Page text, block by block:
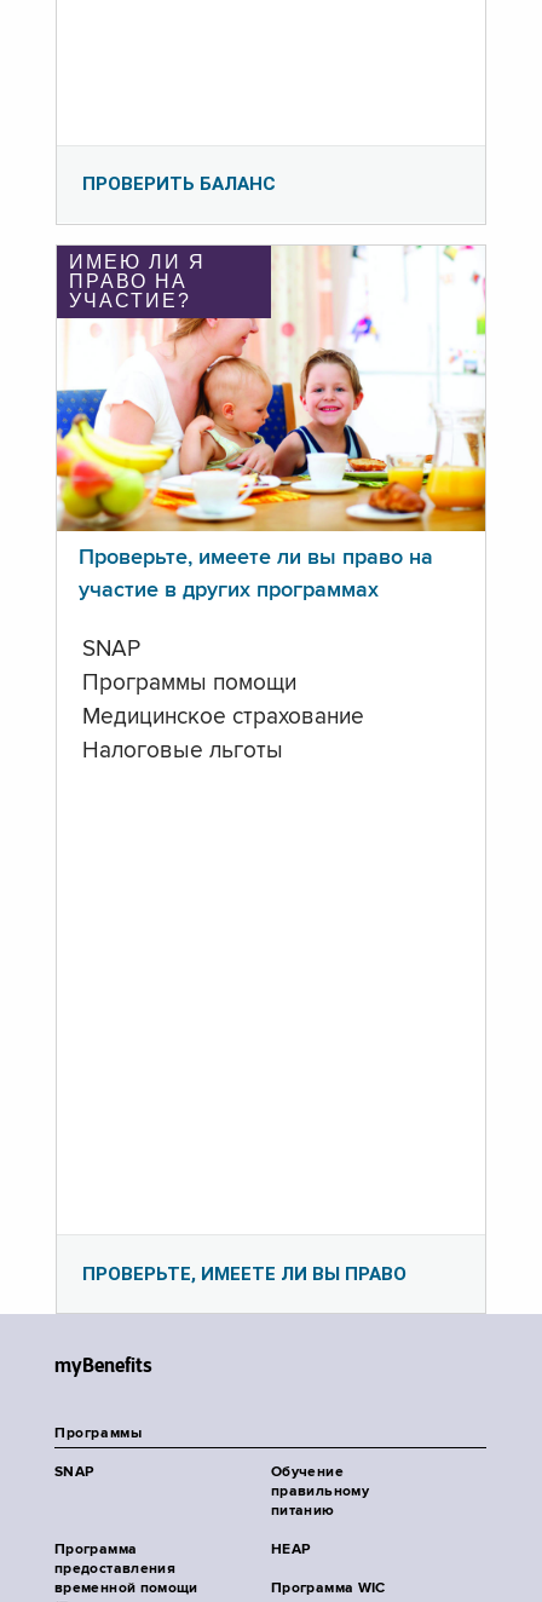
ПРОВЕРИТЬ БАЛАНС
ИМЕЮ ЛИ Я
ПРАВО НА
УЧАСТИЕ?
Проверьте, имеете ли вы право на
участие в других программах
SNAP
Программы помощи
Медицинское страхование
Налоговые льготы
ПРОВЕРЬТЕ, ИМЕЕТЕ ЛИ ВЫ ПРАВО
myBenefits
Программы
SNAP
Обучение
правильному
питанию
Программа
предоставления
временной помощи
HEAP
Программа WIC